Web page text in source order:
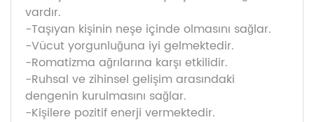
vardır.
-Taşıyan kişinin neşe içinde olmasını sağlar.
-Vücut yorgunluğuna iyi gelmektedir.
-Romatizma ağrılarına karşı etkilidir.
-Ruhsal ve zihinsel gelişim arasındaki
dengenin kurulmasını sağlar.
-Kişilere pozitif enerji vermektedir.